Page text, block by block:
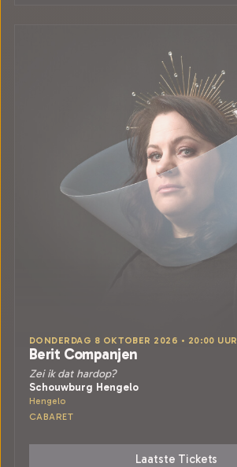
DONDERDAG 8 OKTOBER 2026 • 20:00 UUR
Berit Companjen
Zei ik dat hardop?
Schouwburg Hengelo
Hengelo
CABARET
Laatste Tickets